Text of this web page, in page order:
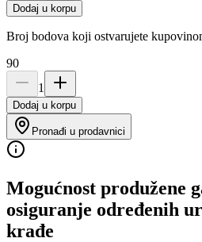
Dodaj u korpu
Broj bodova koji ostvarujete
90
1
Dodaj u korpu
Pronađi u prodavnici
Mogućnost produžene
osiguranje određenih
krađe